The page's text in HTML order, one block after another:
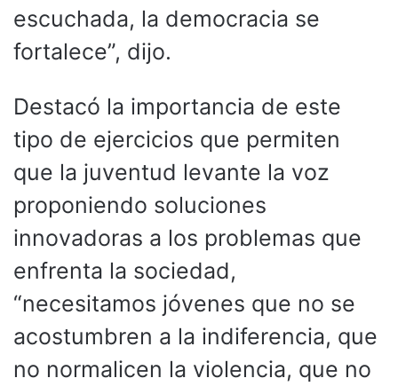
escuchada, la democracia se
fortalece”, dijo.
Destacó la importancia de este
tipo de ejercicios que permiten
que la juventud levante la voz
proponiendo soluciones
innovadoras a los problemas que
enfrenta la sociedad,
“necesitamos jóvenes que no se
acostumbren a la indiferencia, que
no normalicen la violencia, que no